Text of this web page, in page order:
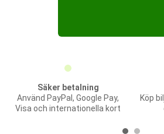
Säker betalning
Använd PayPal, Google Pay,
Visa och internationella kort
Köp